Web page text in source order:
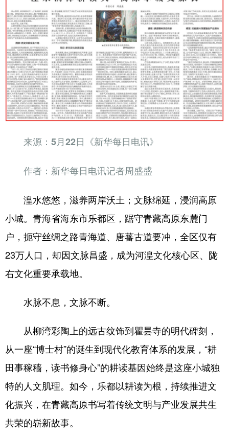
来源：5月22日《新华每日电讯》
作者：新华每日电讯记者周盛盛
湟水悠悠，滋养两岸沃土；文脉绵延，浸润高原
小城。青海省海东市乐都区，踞守青藏高原东麓门
户，扼守丝绸之路青海道、唐蕃古道要冲，全区仅有
23万人口，却因文脉昌盛，成为河湟文化核心区、陇
右文化重要承载地。
水脉不息，文脉不断。
从柳湾彩陶上的远古纹饰到瞿昙寺的明代碑刻，
从一座“博士村”的诞生到现代化教育体系的发展，“耕
田事稼穑，读书修身心”的耕读基因始终是这座小城独
特的人文肌理。如今，乐都以耕读为根，持续推进文
化振兴，在青藏高原书写着传统文明与产业发展共生
共荣的崭新故事。